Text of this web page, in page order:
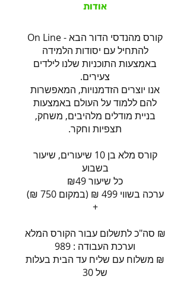
אודות
להתחיל עם יסודות הלמידה
באמצעות התוכניות שלנו לילדים
אנו יוצרים הזדמנויות, המאפשרות
להם ללמוד על העולם באמצעות
בניית מודלים מלהיבים, משחק,
קורס מלא בן 10 שיעורים, שיעור
ערכה בשווי 499 ₪ (במקום 750 ₪)
₪ סה"כ לתשלום עבור הקורס המלא
₪ משלוח עם שליח עד הבית בעלות
של 30